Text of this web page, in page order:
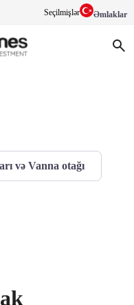
Seçilmişlər Əmlaklar
və Vanna otağı